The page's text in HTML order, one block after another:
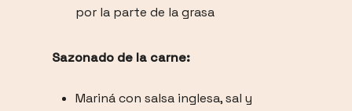
por la parte de la grasa
Sazonado de la carne:
Mariná con salsa inglesa, sal y